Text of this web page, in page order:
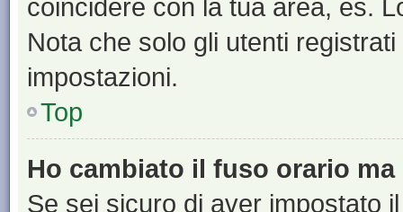
coincidere con la tua area, es.
Nota che solo gli utenti
impostazioni.
Top
Ho cambiato il fuso orario ma
Se sei sicuro di aver impostato